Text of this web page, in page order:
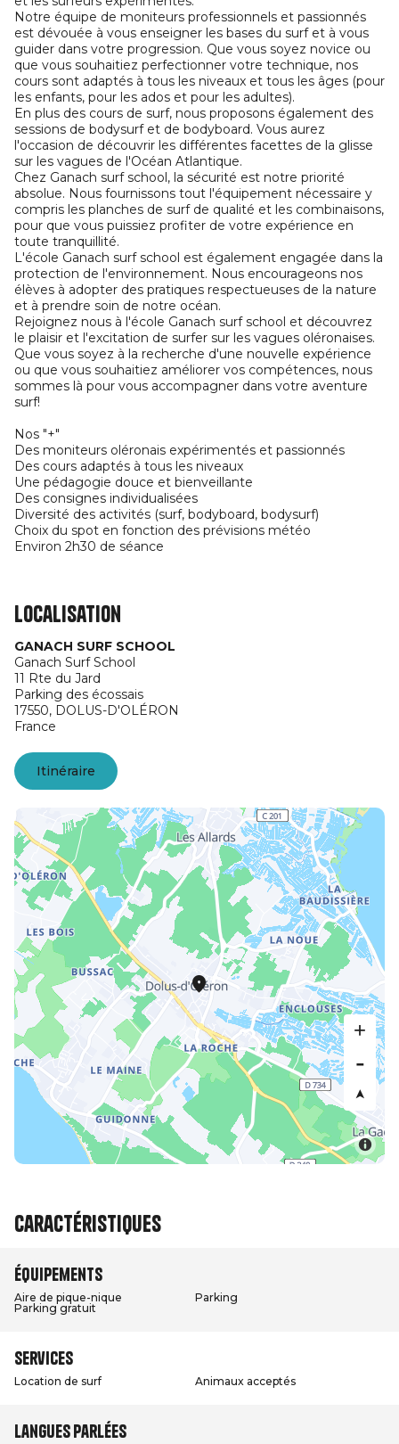
Notre équipe de moniteurs professionnels et passionnés
est dévouée à vous enseigner les bases du surf et à vous
guider dans votre progression. Que vous soyez novice ou
que vous souhaitiez perfectionner votre technique, nos
cours sont adaptés à tous les niveaux et tous les âges (pour
les enfants, pour les ados et pour les adultes).
En plus des cours de surf, nous proposons également des
sessions de bodysurf et de bodyboard. Vous aurez
l'occasion de découvrir les différentes facettes de la glisse
sur les vagues de l'Océan Atlantique.
Chez Ganach surf school, la sécurité est notre priorité
absolue. Nous fournissons tout l'équipement nécessaire y
compris les planches de surf de qualité et les combinaisons,
pour que vous puissiez profiter de votre expérience en
toute tranquillité.
L'école Ganach surf school est également engagée dans la
protection de l'environnement. Nous encourageons nos
élèves à adopter des pratiques respectueuses de la nature
et à prendre soin de notre océan.
Rejoignez nous à l'école Ganach surf school et découvrez
le plaisir et l'excitation de surfer sur les vagues oléronaises.
Que vous soyez à la recherche d'une nouvelle expérience
ou que vous souhaitiez améliorer vos compétences, nous
sommes là pour vous accompagner dans votre aventure
surf!
Nos "+"
Des moniteurs oléronais expérimentés et passionnés
Des cours adaptés à tous les niveaux
Une pédagogie douce et bienveillante
Des consignes individualisées
Diversité des activités (surf, bodyboard, bodysurf)
Choix du spot en fonction des prévisions météo
Environ 2h30 de séance
Localisation
GANACH SURF SCHOOL
Ganach Surf School
11 Rte du Jard
Parking des écossais
17550, DOLUS-D'OLÉRON
France
Itinéraire
Caractéristiques
Équipements
Aire de pique-nique
Parking
Parking gratuit
Services
Location de surf Animaux acceptés
Langues parlées